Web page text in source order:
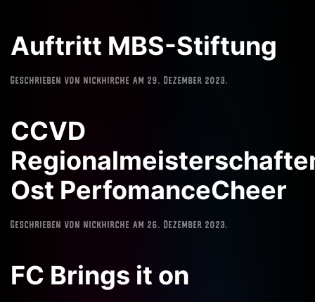
Auftritt MBS-Stiftung
Geschrieben von nickhirche am 29. Dezember 2023.
CCVD
Ost PerfomanceCheer
Geschrieben von nickhirche am 26. Dezember 2023.
FC Brings it on